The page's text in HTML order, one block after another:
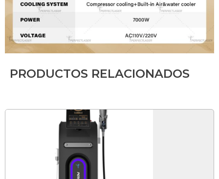
PRODUCTOS RELACIONADOS